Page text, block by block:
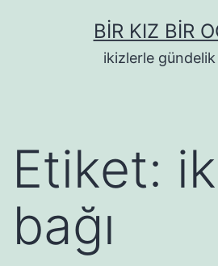
BIR KIZ BIR
ikizlerle
Etiket:
bağı